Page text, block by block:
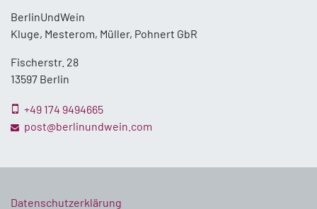
BerlinUndWein
Kluge, Mesterom, Müller, Pohnert GbR
Fischerstr. 28
13597 Berlin
+49 174 9494665
post@berlinundwein.com
Datenschutzerklärung